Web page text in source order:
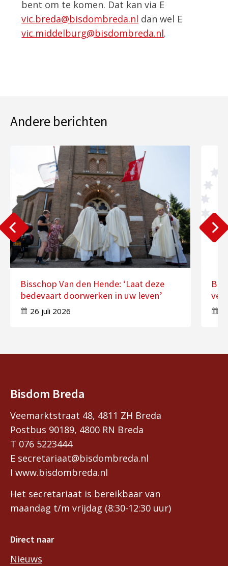
bent om te komen. Dat kan via E
vic.breda@bisdombreda.nl dan wel E
vic.middelburg@bisdombreda.nl.
Andere berichten
Bisschop Van den Hende: ‘Laat deze
bedevaart doorwerken in uw leven’
26 juli 2026
Bisdom Breda
Veemarktstraat 48, 4811 ZH Breda
Postbus 90189, 4800 RN Breda
T 076 5223444
E secretariaat@bisdombreda.nl
I www.bisdombreda.nl
Het secretariaat is bereikbaar van
maandag t/m vrijdag (8:30-12:30 uur)
Direct naar
Nieuws